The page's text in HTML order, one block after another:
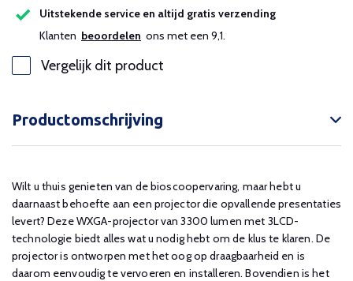
Uitstekende service en altijd gratis verzending
Klanten beoordelen ons met een 9,1.
Vergelijk dit product
Productomschrijving
Wilt u thuis genieten van de bioscoopervaring, maar hebt u
daarnaast behoefte aan een projector die opvallende presentaties
levert? Deze WXGA-projector van 3300 lumen met 3LCD-
technologie biedt alles wat u nodig hebt om de klus te klaren. De
projector is ontworpen met het oog op draagbaarheid en is
daarom eenvoudig te vervoeren en installeren. Bovendien is het